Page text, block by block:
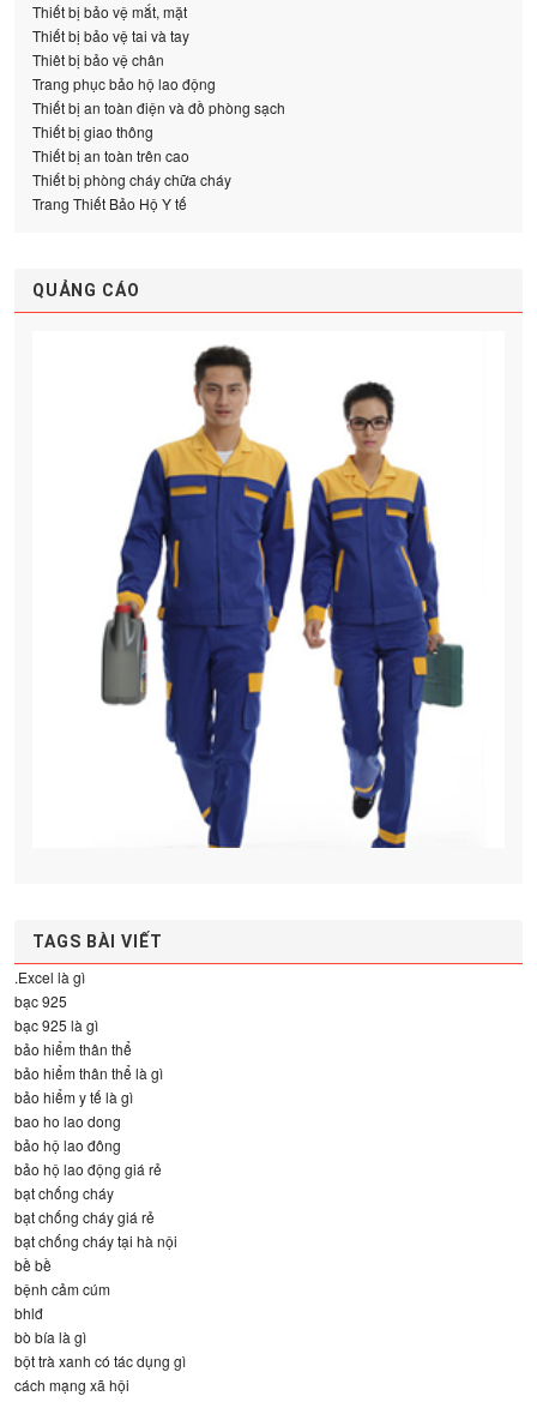
Thiết bị bảo vệ mắt, mặt
Thiết bị bảo vệ tai và tay
Thiêt bị bảo vệ chân
Trang phục bảo hộ lao động
Thiết bị an toàn điện và đồ phòng sạch
Thiết bị giao thông
Thiết bị an toàn trên cao
Thiết bị phòng cháy chữa cháy
Trang Thiết Bảo Hộ Y tế
QUẢNG CÁO
TAGS BÀI VIẾT
.Excel là gì
bạc 925
bạc 925 là gì
bảo hiểm thân thể
bảo hiểm thân thể là gì
bảo hiểm y tế là gì
bao ho lao dong
bảo hộ lao đông
bảo hộ lao động giá rẻ
bạt chống cháy
bạt chống cháy giá rẻ
bạt chống cháy tại hà nội
bề bề
bệnh cảm cúm
bhlđ
bò bía là gì
bột trà xanh có tác dụng gì
cách mạng xã hội